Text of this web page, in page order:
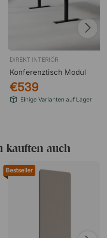
DIREKT INTERIÖR
Konferenztisch Modul
€539
Einige Varianten auf Lager
kauften auch
Bestseller